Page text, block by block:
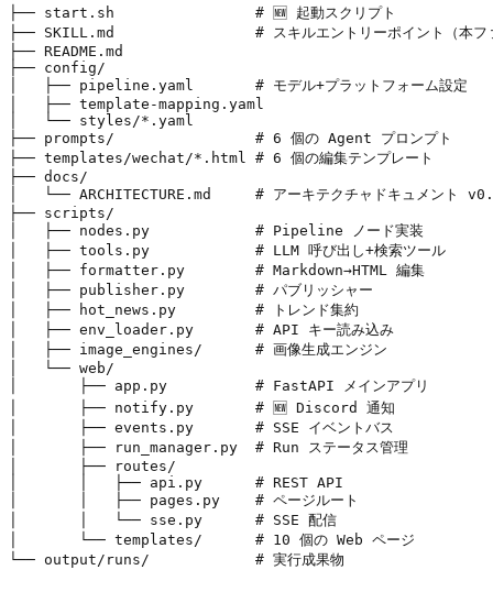
├── start.sh                # 🆕 起動スクリプト
├── SKILL.md                # スキルエントリーポイント（本フ
├── README.md
├── config/
│   ├── pipeline.yaml       # モデル+プラットフォーム設定
│   ├── template-mapping.yaml
│   └── styles/*.yaml
├── prompts/                # 6 個の Agent プロンプト
├── templates/wechat/*.html # 6 個の編集テンプレート
├── docs/
│   └── ARCHITECTURE.md     # アーキテクチャドキュメント
├── scripts/
│   ├── nodes.py            # Pipeline ノード実装
│   ├── tools.py            # LLM 呼び出し+検索ツール
│   ├── formatter.py        # Markdown→HTML 編集
│   ├── publisher.py        # パブリッシャー
│   ├── hot_news.py         # トレンド集約
│   ├── env_loader.py       # API キー読み込み
│   ├── image_engines/      # 画像生成エンジン
│   └── web/
│       ├── app.py          # FastAPI メインアプリ
│       ├── notify.py       # 🆕 Discord 通知
│       ├── events.py       # SSE イベントバス
│       ├── run_manager.py  # Run ステータス管理
│       ├── routes/
│       │   ├── api.py      # REST API
│       │   ├── pages.py    # ページルート
│       │   └── sse.py      # SSE 配信
│       └── templates/      # 10 個の Web ページ